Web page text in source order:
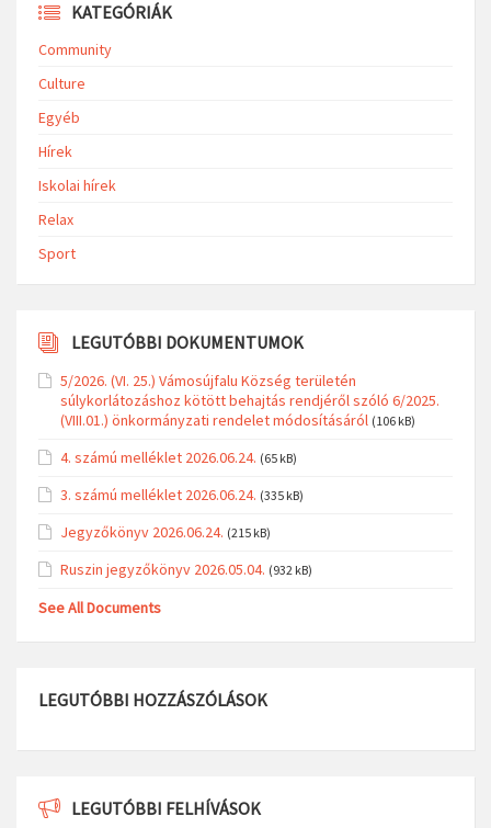
KATEGÓRIÁK
Community
Culture
Egyéb
Hírek
Iskolai hírek
Relax
Sport
LEGUTÓBBI DOKUMENTUMOK
5/2026. (VI. 25.) Vámosújfalu Község területén
súlykorlátozáshoz kötött behajtás rendjéről szóló 6/2025.
(VIII.01.) önkormányzati rendelet módosításáról (106 kB)
4. számú melléklet 2026.06.24. (65 kB)
3. számú melléklet 2026.06.24. (335 kB)
Jegyzőkönyv 2026.06.24. (215 kB)
Ruszin jegyzőkönyv 2026.05.04. (932 kB)
See All Documents
LEGUTÓBBI HOZZÁSZÓLÁSOK
LEGUTÓBBI FELHÍVÁSOK